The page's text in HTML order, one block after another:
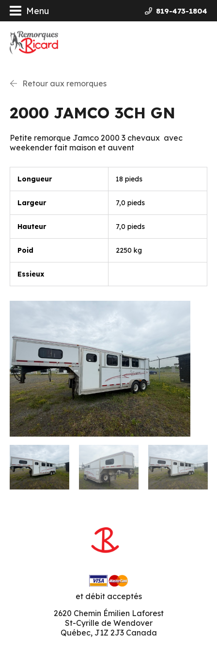
Menu 819-473-1804
nous
Retour aux remorques
2000 JAMCO 3CH GN
Petite remorque Jamco 2000 3 chevaux avec
weekender fait maison et auvent
Longueur 18 pieds
Largeur 7,0 pieds
Hauteur 7,0 pieds
Poid 2250 kg
Essieux
et débit acceptés
2620 Chemin Émilien Laforest
St-Cyrille de Wendover
Québec, J1Z 2J3 Canada